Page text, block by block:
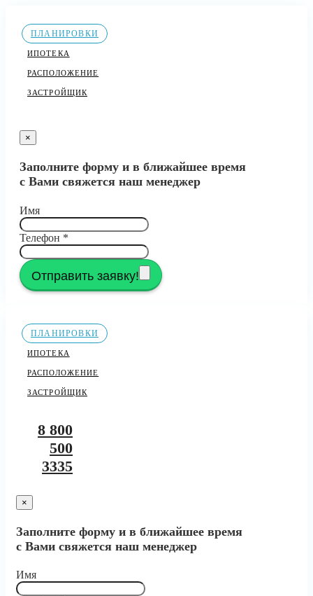
ПЛАНИРОВКИ
ИПОТЕКА
РАСПОЛОЖЕНИЕ
ЗАСТРОЙЩИК
×
Заполните форму и в ближайшее время
с Вами свяжется наш менеджер
Имя
Телефон *
Отправить заявку!
ПЛАНИРОВКИ
ИПОТЕКА
РАСПОЛОЖЕНИЕ
ЗАСТРОЙЩИК
8 800
500
3335
×
Заполните форму и в ближайшее время
с Вами свяжется наш менеджер
Имя